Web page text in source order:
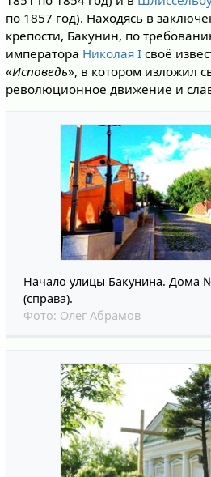
по 1857 год). Находясь в
крепости, Бакунин, по
императора Николая Iсвоё
«Исповедь», в котором изложил
революционное движение и
Начало улицы Бакунина. Дома
(справа).
Фото: Олег Абрамов